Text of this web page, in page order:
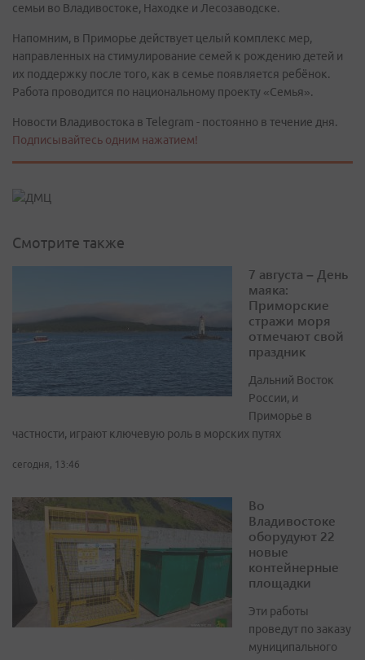
семьи во Владивостоке, Находке и Лесозаводске.
Напомним, в Приморье действует целый комплекс мер,
направленных на стимулирование семей к рождению детей и
их поддержку после того, как в семье появляется ребёнок.
Работа проводится по национальному проекту «Семья».
Новости Владивостока в Telegram - постоянно в течение дня.
Подписывайтесь одним нажатием!
Смотрите также
7 августа – День
маяка:
Приморские
стражи моря
отмечают свой
праздник
Дальний Восток
России, и
Приморье в
частности, играют ключевую роль в морских путях
сегодня, 13:46
Во
Владивостоке
оборудуют 22
новые
контейнерные
площадки
Эти работы
проведут по заказу
муниципального